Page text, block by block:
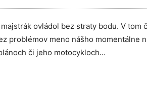
ovládol bez straty bodu. V
problémov meno nášho momentálne
či jeho motocykloch…